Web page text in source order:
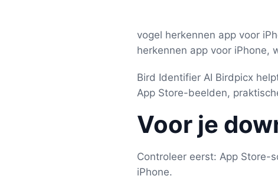
vogel herkennen app voor
herkennen app voor iPhone,
Bird Identifier AI Birdpicx
App Store-beelden,
Voor je
Controleer eerst: App Store-
iPhone.